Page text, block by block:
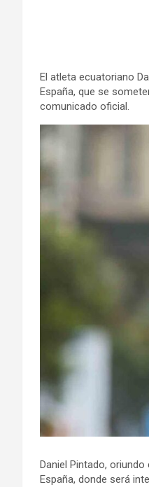
El atleta ecuatoriano
España, que se
comunicado oficial.
Daniel Pintado,
España, donde será